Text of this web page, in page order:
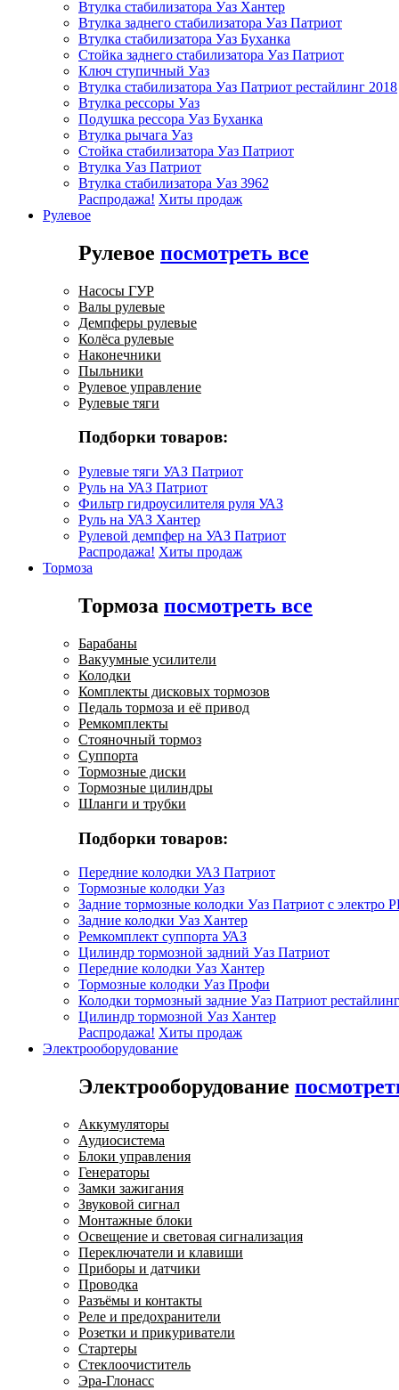
Втулка стабилизатора Уаз Хантер
Втулка заднего стабилизатора Уаз Патриот
Втулка стабилизатора Уаз Буханка
Стойка заднего стабилизатора Уаз Патриот
Ключ ступичный Уаз
Втулка стабилизатора Уаз Патриот рестайлинг 2018
Втулка рессоры Уаз
Подушка рессора Уаз Буханка
Втулка рычага Уаз
Стойка стабилизатора Уаз Патриот
Втулка Уаз Патриот
Втулка стабилизатора Уаз 3962
Распродажа! Хиты продаж
Рулевое
Рулевое посмотреть все
Насосы ГУР
Валы рулевые
Демпферы рулевые
Колёса рулевые
Наконечники
Пыльники
Рулевое управление
Рулевые тяги
Подборки товаров:
Рулевые тяги УАЗ Патриот
Руль на УАЗ Патриот
Фильтр гидроусилителя руля УАЗ
Руль на УАЗ Хантер
Рулевой демпфер на УАЗ Патриот
Распродажа! Хиты продаж
Тормоза
Тормоза посмотреть все
Барабаны
Вакуумные усилители
Колодки
Комплекты дисковых тормозов
Педаль тормоза и её привод
Ремкомплекты
Стояночный тормоз
Суппорта
Тормозные диски
Тормозные цилиндры
Шланги и трубки
Подборки товаров:
Передние колодки УАЗ Патриот
Тормозные колодки Уаз
Задние тормозные колодки Уаз Патриот с электро
Задние колодки Уаз Хантер
Ремкомплект суппорта УАЗ
Цилиндр тормозной задний Уаз Патриот
Передние колодки Уаз Хантер
Тормозные колодки Уаз Профи
Колодки тормозный задние Уаз Патриот
Цилиндр тормозной Уаз Хантер
Распродажа! Хиты продаж
Электрооборудование
Электрооборудование
Аккумуляторы
Аудиосистема
Блоки управления
Генераторы
Замки зажигания
Звуковой сигнал
Монтажные блоки
Освещение и световая сигнализация
Переключатели и клавиши
Приборы и датчики
Проводка
Разъёмы и контакты
Реле и предохранители
Розетки и прикуриватели
Стартеры
Стеклоочиститель
Эра-Глонасс